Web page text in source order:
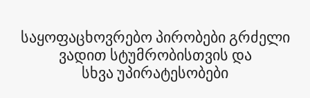
საყოფაცხოვრებო პირობები გრძელი
ვადით სტუმრობისთვის და
სხვა უპირატესობები